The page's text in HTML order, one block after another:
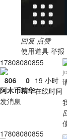
回复 点赞
使用道具 举报
17808080855
806
阿木币
0
精华
19 小时
在线时间
发消息
17808080855